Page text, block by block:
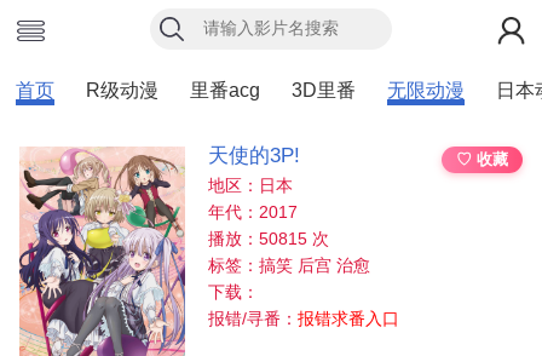
首页 R级动漫 里番acg 3D里番 无限动漫 日本
天使的3P!
♡ 收藏
地区：日本
年代：2017
播放：50815 次
标签：搞笑 后宫 治愈
下载：
报错/寻番：报错求番入口